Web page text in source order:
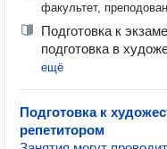
факультет,
Подготовка к
подготовка в
ещё
Подготовка к
репетитором